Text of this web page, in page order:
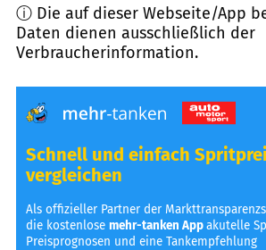
ⓘ Die auf dieser Webseite/App
Daten dienen ausschließlich der
Verbraucherinformation.
Schnell und einfach
vergleichen
Als offizieller Partner der
die kostenlosemehr-tanken Appakutelle
Preisprognosen und eine Tankempfehlung